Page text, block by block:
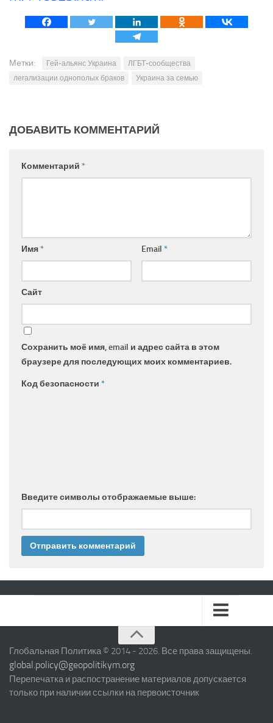
Метки: Гей-альянс Украина
ЛГБТ-сообщества
легализации однополых браков
Украина за семью
ДОБАВИТЬ КОММЕНТАРИЙ
Комментарий *
Имя* Email *
Сайт
Сохранить моё имя, email и адрес сайта в этом
браузере для последующих моих комментариев.
Код безопасности *
Введите символы отображаемые выше:
БЛИЖНИЙ ВОСТОК
ЕВРОПЕЙСКИЙ СОЮЗ
СЕВЕРНАЯ АМЕРИКА
Глобальная Политика © 2014 - 2026. Все права защищены.
global.policy@geopolitikym.org
Перепечатка и распостранение материалов допускается
только при наличии ссылки на первоисточник